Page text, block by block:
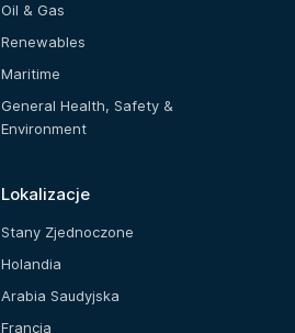
Oil & Gas
Renewables
Maritime
General Health, Safety &
Environment
Lokalizacje
Stany Zjednoczone
Holandia
Arabia Saudyjska
Francja